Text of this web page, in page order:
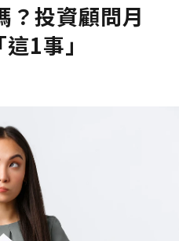
？投資顧問月
1事」